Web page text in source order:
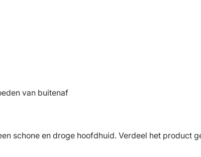
van buitenaf
schone en droge hoofdhuid. Verdeel het product